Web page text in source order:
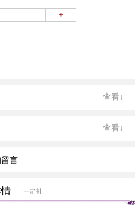
+
查看↓
查看↓